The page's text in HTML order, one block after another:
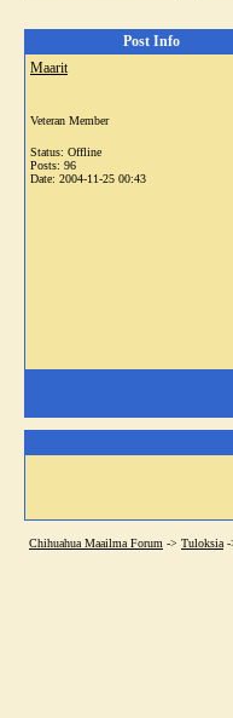
Post Info
Maarit
Veteran Member
Status: Offline
Posts: 96
Date: 2004-11-25 00:43
Chihuahua Maailma Forum -> Tuloksia -